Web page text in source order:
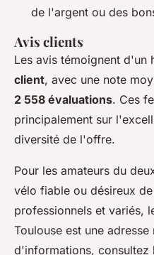
de l'argent ou des
Avis clients
Les avis témoignent d'un
client, avec une note
2 558 évaluations. Ces
principalement sur
diversité de l'offre.
Pour les amateurs du
vélo fiable ou désireux
professionnels et variés,
Toulouse est une
d'informations, consultez